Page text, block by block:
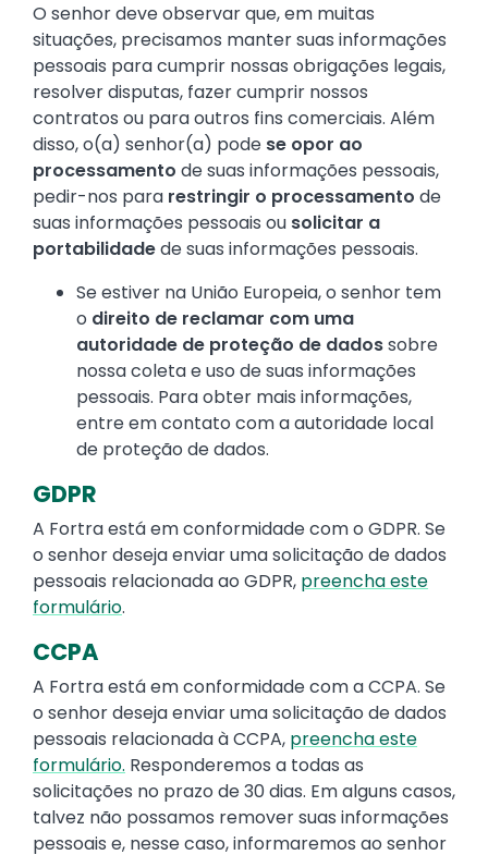
O senhor deve observar que, em muitas
situações, precisamos manter suas informações
pessoais para cumprir nossas obrigações legais,
resolver disputas, fazer cumprir nossos
contratos ou para outros fins comerciais. Além
disso, o(a) senhor(a) pode se opor ao
processamento de suas informações pessoais,
pedir-nos para restringir o processamento de
suas informações pessoais ou solicitar a
portabilidadede suas informações pessoais.
Se estiver na União Europeia, o senhor tem
o direito de reclamar com uma
autoridade de proteção de dadossobre
nossa coleta e uso de suas informações
pessoais. Para obter mais informações,
entre em contato com a autoridade local
de proteção de dados.
GDPR
A Fortra está em conformidade com o GDPR. Se
o senhor deseja enviar uma solicitação de dados
pessoais relacionada ao GDPR, preencha este
formulário.
CCPA
A Fortra está em conformidade com a CCPA. Se
o senhor deseja enviar uma solicitação de dados
pessoais relacionada à CCPA, preencha este
formulário. Responderemos a todas as
solicitações no prazo de 30 dias. Em alguns casos,
talvez não possamos remover suas informações
pessoais e, nesse caso, informaremos ao senhor